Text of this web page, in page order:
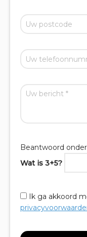
Beantwoord
Wat is 3+5?
Ik ga akkoord